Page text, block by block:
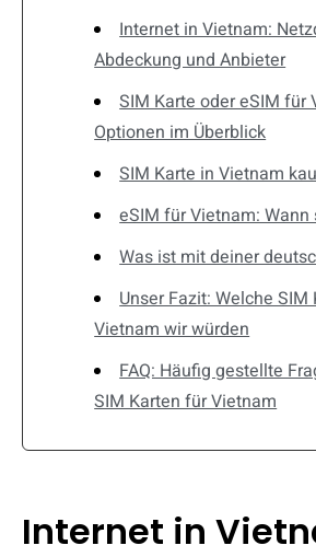
Internet in Vietnam:
Abdeckung und Anbieter
SIM Karte oder eSIM für
Optionen im Überblick
SIM Karte in Vietnam
eSIM für Vietnam:
Was ist mit deiner
Unser Fazit: Welche SIM
Vietnam wir würden
FAQ: Häufig gestellte
SIM Karten für Vietnam
Internet in